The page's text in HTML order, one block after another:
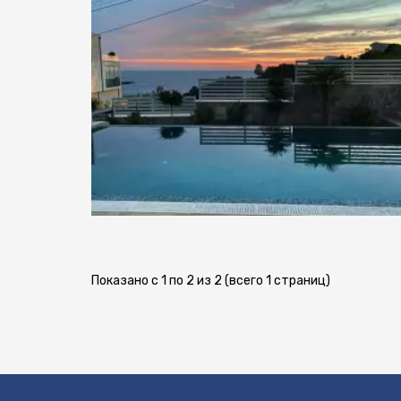
Показано с 1 по 2 из 2 (всего 1 страниц)